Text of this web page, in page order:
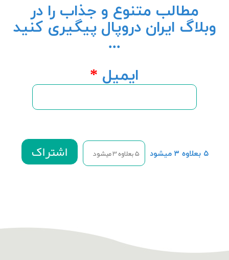
مطالب متنوع و جذاب را در
وبلاگ ایران دروپال پیگیری کنید
...
ایمیل *
۵ بعلاوه ۳ میشود